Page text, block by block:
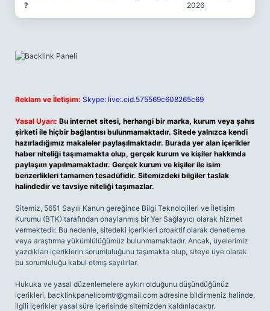
?
2026
Reklam ve İletişim: Skype: live:.cid.575569c608265c69
Yasal Uyarı: Bu internet sitesi, herhangi bir marka, kurum veya şahıs
şirketi ile hiçbir bağlantısı bulunmamaktadır. Sitede yalnızca kendi
hazırladığımız makaleler paylaşılmaktadır. Burada yer alan içerikler
haber niteliği taşımamakta olup, gerçek kurum ve kişiler hakkında
paylaşım yapılmamaktadır. Gerçek kurum ve kişiler ile isim
benzerlikleri tamamen tesadüfidir. Sitemizdeki bilgiler taslak
halindedir ve tavsiye niteliği taşımazlar.
Sitemiz, 5651 Sayılı Kanun gereğince Bilgi Teknolojileri ve İletişim
Kurumu (BTK) tarafından onaylanmış bir Yer Sağlayıcı olarak hizmet
vermektedir. Bu nedenle, sitedeki içerikleri proaktif olarak denetleme
veya araştırma yükümlülüğümüz bulunmamaktadır. Ancak, üyelerimiz
yazdıkları içeriklerin sorumluluğunu taşımakta olup, siteye üye olarak
bu sorumluluğu kabul etmiş sayılırlar.
Hukuka ve yasal düzenlemelere aykırı olduğunu düşündüğünüz
içerikleri, backlinkpanelicomtr@gmail.com adresine bildirmeniz halinde,
ilgili içerikler yasal süre içerisinde sitemizden kaldırılacaktır.